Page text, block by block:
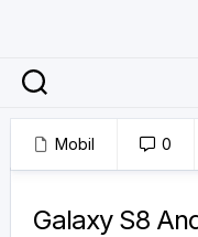
Mobil 0
Galaxy S8